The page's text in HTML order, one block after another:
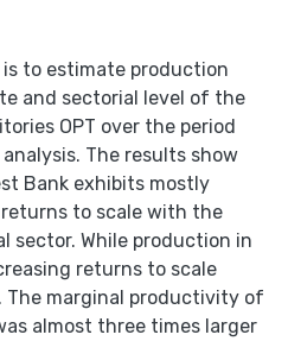
to estimate production
and sectorial level of the
OPT over the period
The results show
Bank exhibits mostly
to scale with the
sector. While production in
returns to scale
The marginal productivity of
almost three times larger